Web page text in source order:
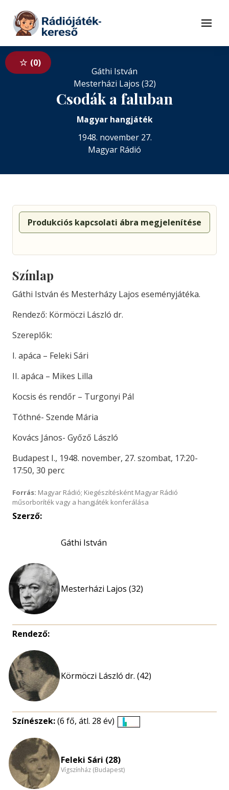
Tovább a tartalomhoz
Menü
0
Gáthi István
Mesterházi Lajos (32)
Csodák a faluban
Magyar hangjáték
1948. november 27.
Magyar Rádió
Produkciós kapcsolati ábra megjelenítése
Színlap
Gáthi István és Mesterházy Lajos eseményjátéka.
Rendező: Körmöczi László dr.
Szereplők:
I. apáca – Feleki Sári
II. apáca – Mikes Lilla
Kocsis és rendőr – Turgonyi Pál
Tóthné- Szende Mária
Kovács János- Győző László
Budapest I., 1948. november, 27. szombat, 17:20-
17:50, 30 perc
Forrás: Magyar Rádió; Kiegészítésként Magyar Rádió
műsorboríték vagy a hangjáték konferálása
Szerző:
Gáthi István
Mesterházi Lajos (32)
Rendező:
Körmöczi László dr. (42)
Színészek:(6 fő, átl. 28 év)
Feleki Sári (28)
Vígszínház (Budapest)